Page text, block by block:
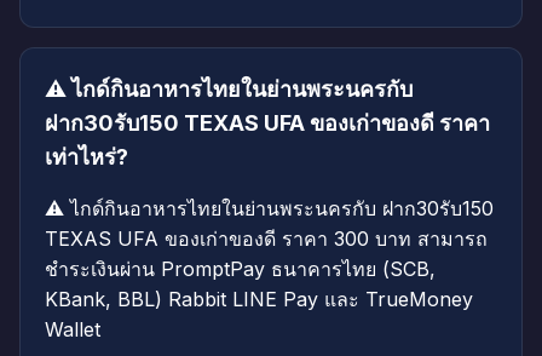
⚠️ ไกด์กินอาหารไทยในย่านพระนครกับ
ฝาก30รับ150 TEXAS UFA ของเก่าของดี ราคา
เท่าไหร่?
⚠️ ไกด์กินอาหารไทยในย่านพระนครกับ ฝาก30รับ150
TEXAS UFA ของเก่าของดี ราคา 300 บาท สามารถ
ชำระเงินผ่าน PromptPay ธนาคารไทย (SCB,
KBank, BBL) Rabbit LINE Pay และ TrueMoney
Wallet